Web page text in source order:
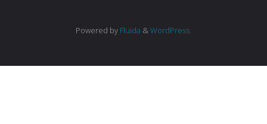
Powered by Fluida &WordPress.